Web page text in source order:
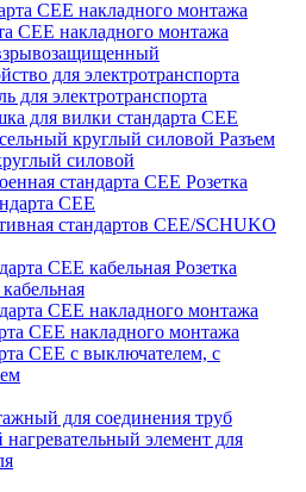
CEE накладного монтажа
для электротранспорта
для электротранспорта
для вилки стандарта CEE
Разъем
силовой
Розетка
CEE
стандартов CEE/SCHUKO
Розетка
СЕЕ накладного монтажа
СЕЕ с выключателем, с
для соединения труб
элемент для